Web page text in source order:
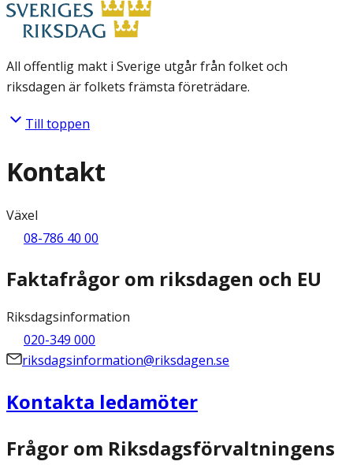
All offentlig makt i Sverige utgår från folket och
riksdagen är folkets främsta företrädare.
Till toppen
Kontakt
Växel
08-786 40 00
Faktafrågor om riksdagen och EU
Riksdagsinformation
020-349 000
riksdagsinformation@riksdagen.se
Kontakta ledamöter
Frågor om Riksdagsförvaltningens